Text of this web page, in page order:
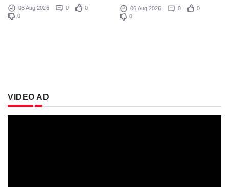
06 Aug 2026 0
0
0
06 Aug 2026 0
0
0
VIDEO AD